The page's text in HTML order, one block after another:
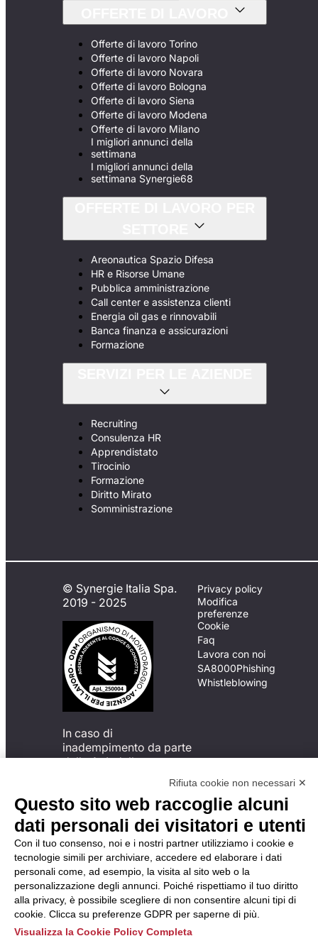
Offerte di lavoro Torino
Offerte di lavoro Napoli
Offerte di lavoro Novara
Offerte di lavoro Bologna
Offerte di lavoro Siena
Offerte di lavoro Modena
Offerte di lavoro Milano
I migliori annunci della
settimana
I migliori annunci della
settimana Synergie68
Areonautica Spazio Difesa
HR e Risorse Umane
Pubblica amministrazione
Call center e assistenza clienti
Energia oil gas e rinnovabili
Banca finanza e assicurazioni
Formazione
Recruiting
Consulenza HR
Apprendistato
Tirocinio
Formazione
Diritto Mirato
Somministrazione
© Synergie Italia Spa.
2019 - 2025
In caso di
inadempimento da parte
della ApL delle
del Codice di Condotta, è
possibile presentare un
reclamo
all’Organismo di
Monitoraggio utilizzando
una delle modalità
descritte al seguente
indirizzo web
https://odm-
agenzielavoro.it/reclami/.
Privacy policy
Modifica
preferenze
Cookie
Faq
Lavora con noi
SA8000Phishing
Whistleblowing
Rifiuta cookie non necessari ✕
Questo sito web raccoglie alcuni
dati personali dei visitatori e utenti
Con il tuo consenso, noi e i nostri partner utilizziamo i cookie e
tecnologie simili per archiviare, accedere ed elaborare i dati
personali come, ad esempio, la visita al sito web o la
personalizzazione degli annunci. Poiché rispettiamo il tuo diritto
alla privacy, è possibile scegliere di non consentire alcuni tipi di
cookie. Clicca su preferenze GDPR per saperne di più.
Visualizza la Cookie Policy Completa